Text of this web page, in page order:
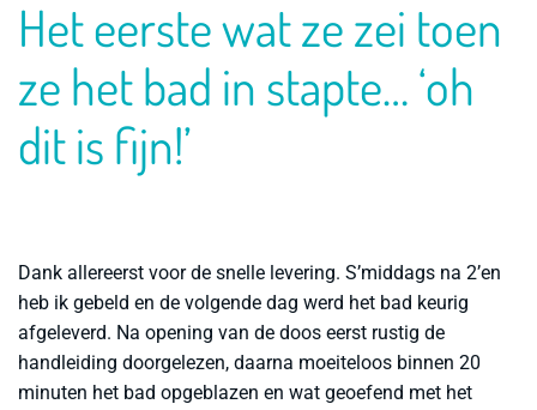
thuisbevalling Premium 2-pers.
Het eerste wat ze zei toen
ze het bad in stapte… ‘oh
dit is fijn!’
Dank allereerst voor de snelle levering. S’middags na 2’en
heb ik gebeld en de volgende dag werd het bad keurig
afgeleverd. Na opening van de doos eerst rustig de
handleiding doorgelezen, daarna moeiteloos binnen 20
minuten het bad opgeblazen en wat geoefend met het